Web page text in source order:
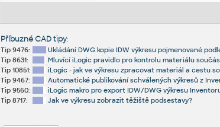
Příbuzné CAD tipy:
Tip 9476:
Ukládání DWG kopie IDW výkresu pojmenované
Tip 8631:
Mluvící iLogic pravidlo pro kontrolu materiálu
Tip 10851:
iLogic - jak ve výkresu zpracovat materiál a cestu
Tip 9467:
Automatické publikování schválených výkresů z
Tip 9560:
iLogic makro pro export IDW/DWG výkresu Inventoru
Tip 8717:
Jak ve výkresu zobrazit těžiště podsestavy?